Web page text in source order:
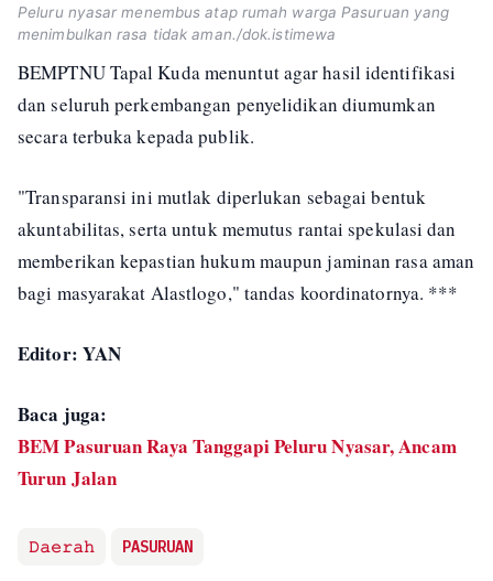
Peluru nyasar menembus atap rumah warga Pasuruan yang
menimbulkan rasa tidak aman./dok.istimewa
BEMPTNU Tapal Kuda menuntut agar hasil identifikasi
dan seluruh perkembangan penyelidikan diumumkan
secara terbuka kepada publik.
"Transparansi ini mutlak diperlukan sebagai bentuk
akuntabilitas, serta untuk memutus rantai spekulasi dan
memberikan kepastian hukum maupun jaminan rasa aman
bagi masyarakat Alastlogo," tandas koordinatornya. ***
Editor: YAN
Baca juga:
BEM Pasuruan Raya Tanggapi Peluru Nyasar, Ancam
Turun Jalan
𝙳𝚊𝚎𝚛𝚊𝚑 PASURUAN